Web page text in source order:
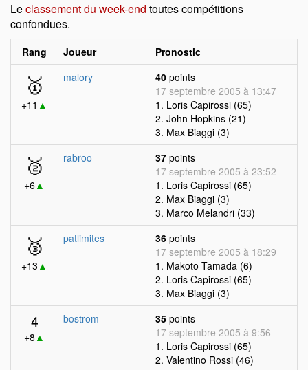
Leclassement du week-end toutes compétitions
confondues.
Rang Joueur Pronostic
🥇
+11 ▲
malory 40 points
17 septembre 2005 à 13:47
1. Loris Capirossi (65)
2. John Hopkins (21)
3. Max Biaggi (3)
🥈
+6▲
rabroo 37 points
17 septembre 2005 à 23:52
1. Loris Capirossi (65)
2. Max Biaggi (3)
3. Marco Melandri (33)
🥉
+13 ▲
patlimites 36 points
17 septembre 2005 à 18:29
1. Makoto Tamada (6)
2. Loris Capirossi (65)
3. Max Biaggi (3)
4
+8 ▲
bostrom 35 points
17 septembre 2005 à 9:56
1. Loris Capirossi (65)
2. Valentino Rossi (46)